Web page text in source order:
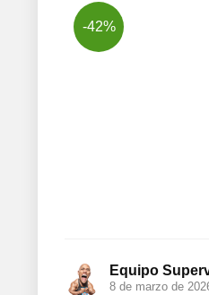
-42%
Equipo
8 de marzo de